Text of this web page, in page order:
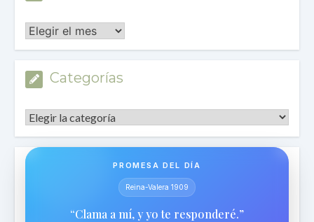
Archivos
Categorías
Categorías
PROMESA DEL DÍA
Reina-Valera 1909
“Clama a mí, y yo te responderé.”